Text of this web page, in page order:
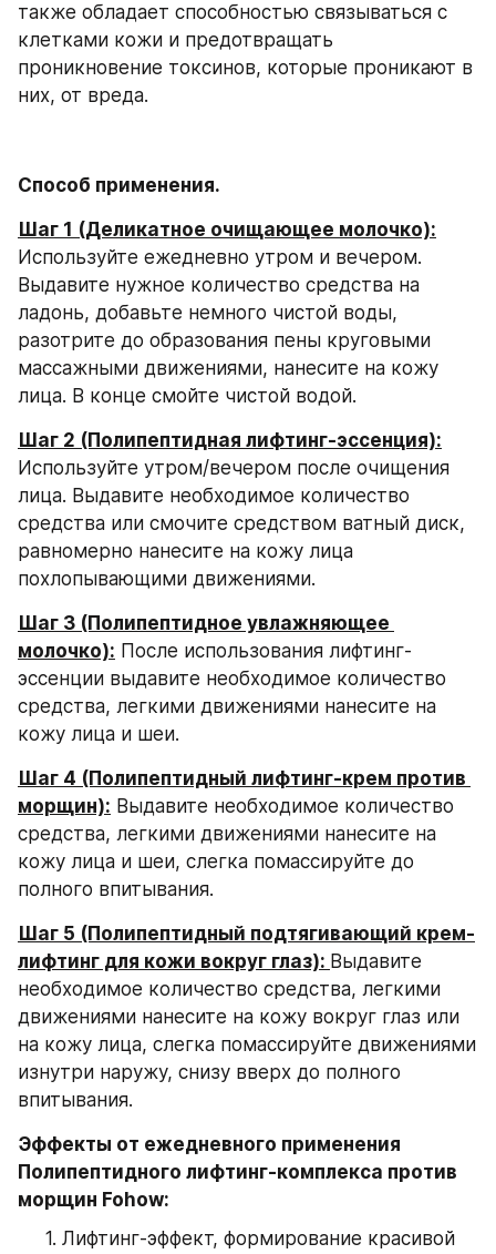
также обладает способностью связываться с
клетками кожи и предотвращать
проникновение токсинов, которые проникают в
них, от вреда.
Способ применения.
Шаг 1 (Деликатное очищающее молочко):
Используйте ежедневно утром и вечером.
Выдавите нужное количество средства на
ладонь, добавьте немного чистой воды,
разотрите до образования пены круговыми
массажными движениями, нанесите на кожу
лица. В конце смойте чистой водой.
Шаг 2 (Полипептидная лифтинг-эссенция):
Используйте утром/вечером после очищения
лица. Выдавите необходимое количество
средства или смочите средством ватный диск,
равномерно нанесите на кожу лица
похлопывающими движениями.
Шаг 3 (Полипептидное увлажняющее
молочко): После использования лифтинг-
эссенции выдавите необходимое количество
средства, легкими движениями нанесите на
кожу лица и шеи.
Шаг 4 (Полипептидный лифтинг-крем против
морщин): Выдавите необходимое количество
средства, легкими движениями нанесите на
кожу лица и шеи, слегка помассируйте до
полного впитывания.
Шаг 5 (Полипептидный подтягивающий крем-
лифтинг для кожи вокруг глаз): Выдавите
необходимое количество средства, легкими
движениями нанесите на кожу вокруг глаз или
на кожу лица, слегка помассируйте движениями
изнутри наружу, снизу вверх до полного
впитывания.
Эффекты от ежедневного применения
Полипептидного лифтинг-комплекса против
морщин Fohow:
Лифтинг-эффект, формирование красивой